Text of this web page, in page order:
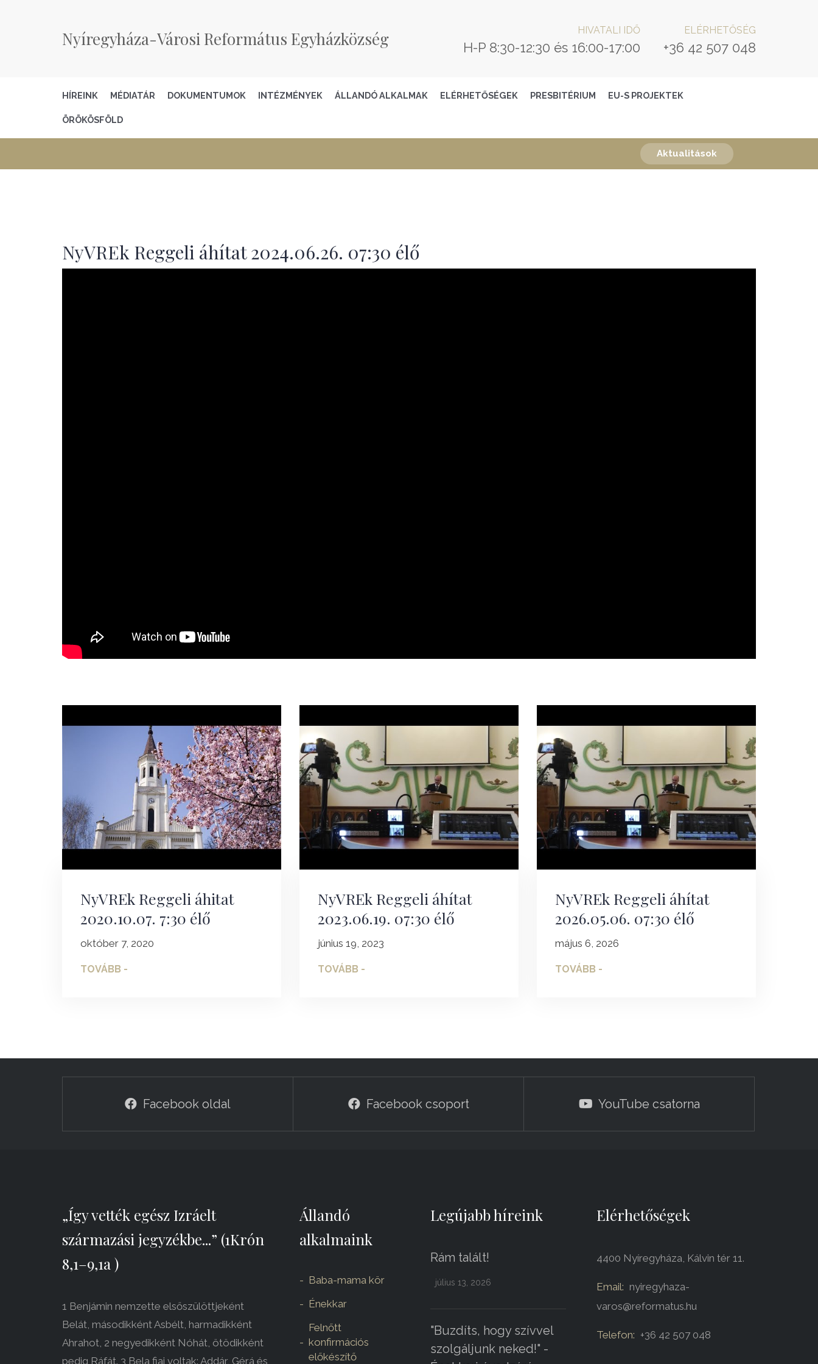
Nyíregyháza-Városi Református Egyházközség HIVATALI IDŐ
H-P 8:30-12:30 és 16:00-17:00
ELÉRHETŐSÉG
+36 42 507 048
HÍREINK MÉDIATÁR DOKUMENTUMOK INTÉZMÉNYEK ÁLLANDÓ ALKALMAK ELÉRHETŐSÉGEK PRESBITÉRIUM EU-S PROJEKTEK
ÖRÖKÖSFÖLD
Aktualitások
NyVREk Reggeli áhítat 2024.06.26. 07:30 élő
NyVREk Reggeli áhitat
2020.10.07. 7:30 élő
október 7, 2020
TOVÁBB -
NyVREk Reggeli áhítat
2023.06.19. 07:30 élő
június 19, 2023
TOVÁBB -
NyVREk Reggeli áhítat
2026.05.06. 07:30 élő
május 6, 2026
TOVÁBB -
Facebook oldal Facebook csoport YouTube csatorna
„Így vették egész Izráelt
származási jegyzékbe...” (1Krón
8,1–9,1a )
1 Benjámin nemzette elsőszülöttjeként
Belát, másodikként Asbélt, harmadikként
Ahrahot, 2 negyedikként Nóhát, ötödikként
pedig Ráfát. 3 Bela fiai voltak: Addár, Gérá és
Állandó
alkalmaink
Baba-mama kör
Énekkar
Felnőtt
konfirmációs
előkészítő
Legújabb híreink
Rám talált!
július 13, 2026
"Buzdíts, hogy szívvel
szolgáljunk neked!" -
Elérhetőségek
4400 Nyíregyháza, Kálvin tér 11.
Email: nyiregyhaza-
varos@reformatus.hu
Telefon: +36 42 507 048